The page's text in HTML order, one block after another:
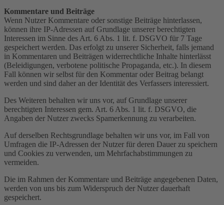
Kommentare und Beiträge
Wenn Nutzer Kommentare oder sonstige Beiträge hinterlassen,
können ihre IP-Adressen auf Grundlage unserer berechtigten
Interessen im Sinne des Art. 6 Abs. 1 lit. f. DSGVO für 7 Tage
gespeichert werden. Das erfolgt zu unserer Sicherheit, falls jemand
in Kommentaren und Beiträgen widerrechtliche Inhalte hinterlässt
(Beleidigungen, verbotene politische Propaganda, etc.). In diesem
Fall können wir selbst für den Kommentar oder Beitrag belangt
werden und sind daher an der Identität des Verfassers interessiert.
Des Weiteren behalten wir uns vor, auf Grundlage unserer
berechtigten Interessen gem. Art. 6 Abs. 1 lit. f. DSGVO, die
Angaben der Nutzer zwecks Spamerkennung zu verarbeiten.
Auf derselben Rechtsgrundlage behalten wir uns vor, im Fall von
Umfragen die IP-Adressen der Nutzer für deren Dauer zu speichern
und Cookies zu verwenden, um Mehrfachabstimmungen zu
vermeiden.
Die im Rahmen der Kommentare und Beiträge angegebenen Daten,
werden von uns bis zum Widerspruch der Nutzer dauerhaft
gespeichert.